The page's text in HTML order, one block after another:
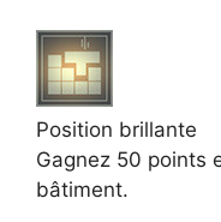
Position brillante
Gagnez 50 points
bâtiment.